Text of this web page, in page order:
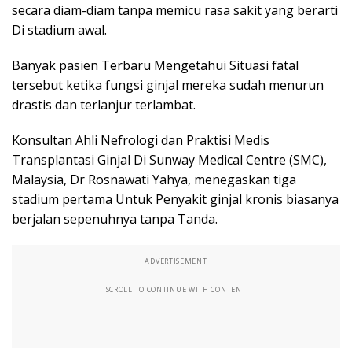
secara diam-diam tanpa memicu rasa sakit yang berarti
Di stadium awal.
Banyak pasien Terbaru Mengetahui Situasi fatal
tersebut ketika fungsi ginjal mereka sudah menurun
drastis dan terlanjur terlambat.
Konsultan Ahli Nefrologi dan Praktisi Medis
Transplantasi Ginjal Di Sunway Medical Centre (SMC),
Malaysia, Dr Rosnawati Yahya, menegaskan tiga
stadium pertama Untuk Penyakit ginjal kronis biasanya
berjalan sepenuhnya tanpa Tanda.
ADVERTISEMENT
SCROLL TO CONTINUE WITH CONTENT